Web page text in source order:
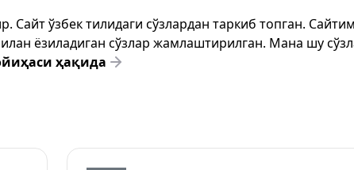
Сайт ўзбек тилидаги сўзлардан таркиб топган.
ёзиладиган сўзлар жамлаштирилган. Мана шу
ҳақида